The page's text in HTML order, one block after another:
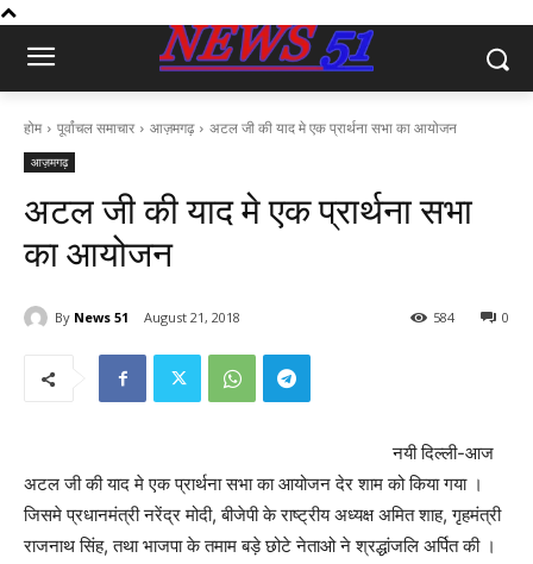
होम पूर्वांचल समाचार आज़मगढ़ अटल जी की याद मे एक प्रार्थना सभा का आयोजन
आज़मगढ़
अटल जी की याद मे एक प्रार्थना सभा
का आयोजन
By News 51 August 21, 2018 0
584
नयी दिल्ली-आज
अटल जी की याद मे एक प्रार्थना सभा का आयोजन देर शाम को किया गया ।
जिसमे प्रधानमंत्री नरेंद्र मोदी, बीजेपी के राष्ट्रीय अध्यक्ष अमित शाह, गृहमंत्री
राजनाथ सिंह, तथा भाजपा के तमाम बड़े छोटे नेताओ ने श्रद्धांजलि अर्पित की ।